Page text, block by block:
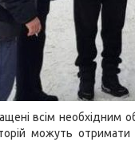
всім необхідним
можуть отримати